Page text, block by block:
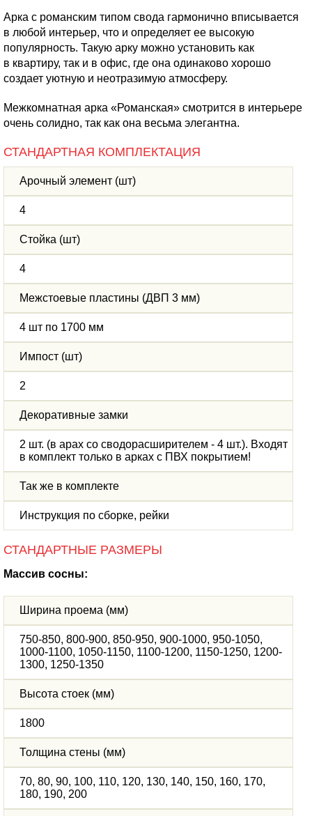
Арка с романским типом свода гармонично вписывается
в любой интерьер, что и определяет ее высокую
популярность. Такую арку можно установить как
в квартиру, так и в офис, где она одинаково хорошо
создает уютную и неотразимую атмосферу.
Межкомнатная арка «Романская» смотрится в интерьере
очень солидно, так как она весьма элегантна.
СТАНДАРТНАЯ КОМПЛЕКТАЦИЯ
Арочный элемент (шт)
4
Стойка (шт)
4
Межстоевые пластины (ДВП 3 мм)
4 шт по 1700 мм
Импост (шт)
2
Декоративные замки
2 шт. (в арах со сводорасширителем - 4 шт.). Входят
в комплект только в арках с ПВХ покрытием!
Так же в комплекте
Инструкция по сборке, рейки
СТАНДАРТНЫЕ РАЗМЕРЫ
Массив сосны:
Ширина проема (мм)
750-850, 800-900, 850-950, 900-1000, 950-1050,
1000-1100, 1050-1150, 1100-1200, 1150-1250, 1200-
1300, 1250-1350
Высота стоек (мм)
1800
Толщина стены (мм)
70, 80, 90, 100, 110, 120, 130, 140, 150, 160, 170,
180, 190, 200